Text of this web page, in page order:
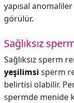
yapısal
görülür.
Sağlıksız
Sağlıksız sperm
yeşilimsi sperm
belirtisi olabilir.
spermde menide